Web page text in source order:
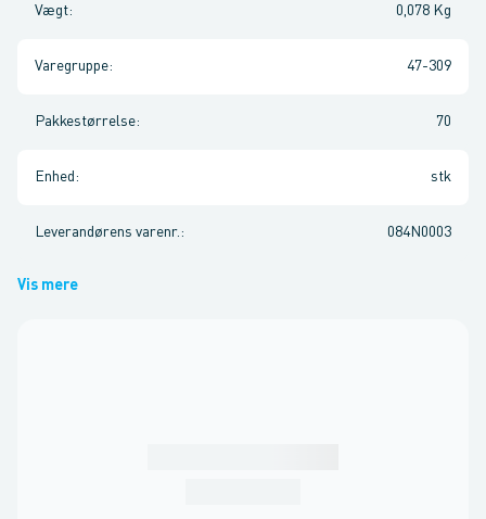
Vægt: 0,078 Kg
Varegruppe: 47-309
Pakkestørrelse: 70
Enhed : stk
Leverandørens varenr. : 084N0003
Vis mere